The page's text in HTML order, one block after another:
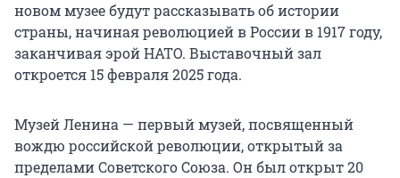
новом музее будут рассказывать об истории
страны, начиная революцией в России в 1917 году,
заканчивая эрой НАТО. Выставочный зал
откроется 15 февраля 2025 года.
Музей Ленина — первый музей, посвященный
вождю российской революции, открытый за
пределами Советского Союза. Он был открыт 20